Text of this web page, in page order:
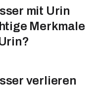
mit Urin
Merkmale
verlieren